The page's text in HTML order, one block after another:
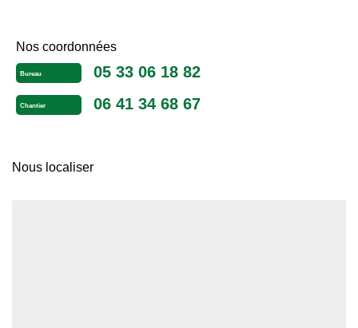
Nos coordonnées
Bureau 05 33 06 18 82
Chantier 06 41 34 68 67
Nous localiser